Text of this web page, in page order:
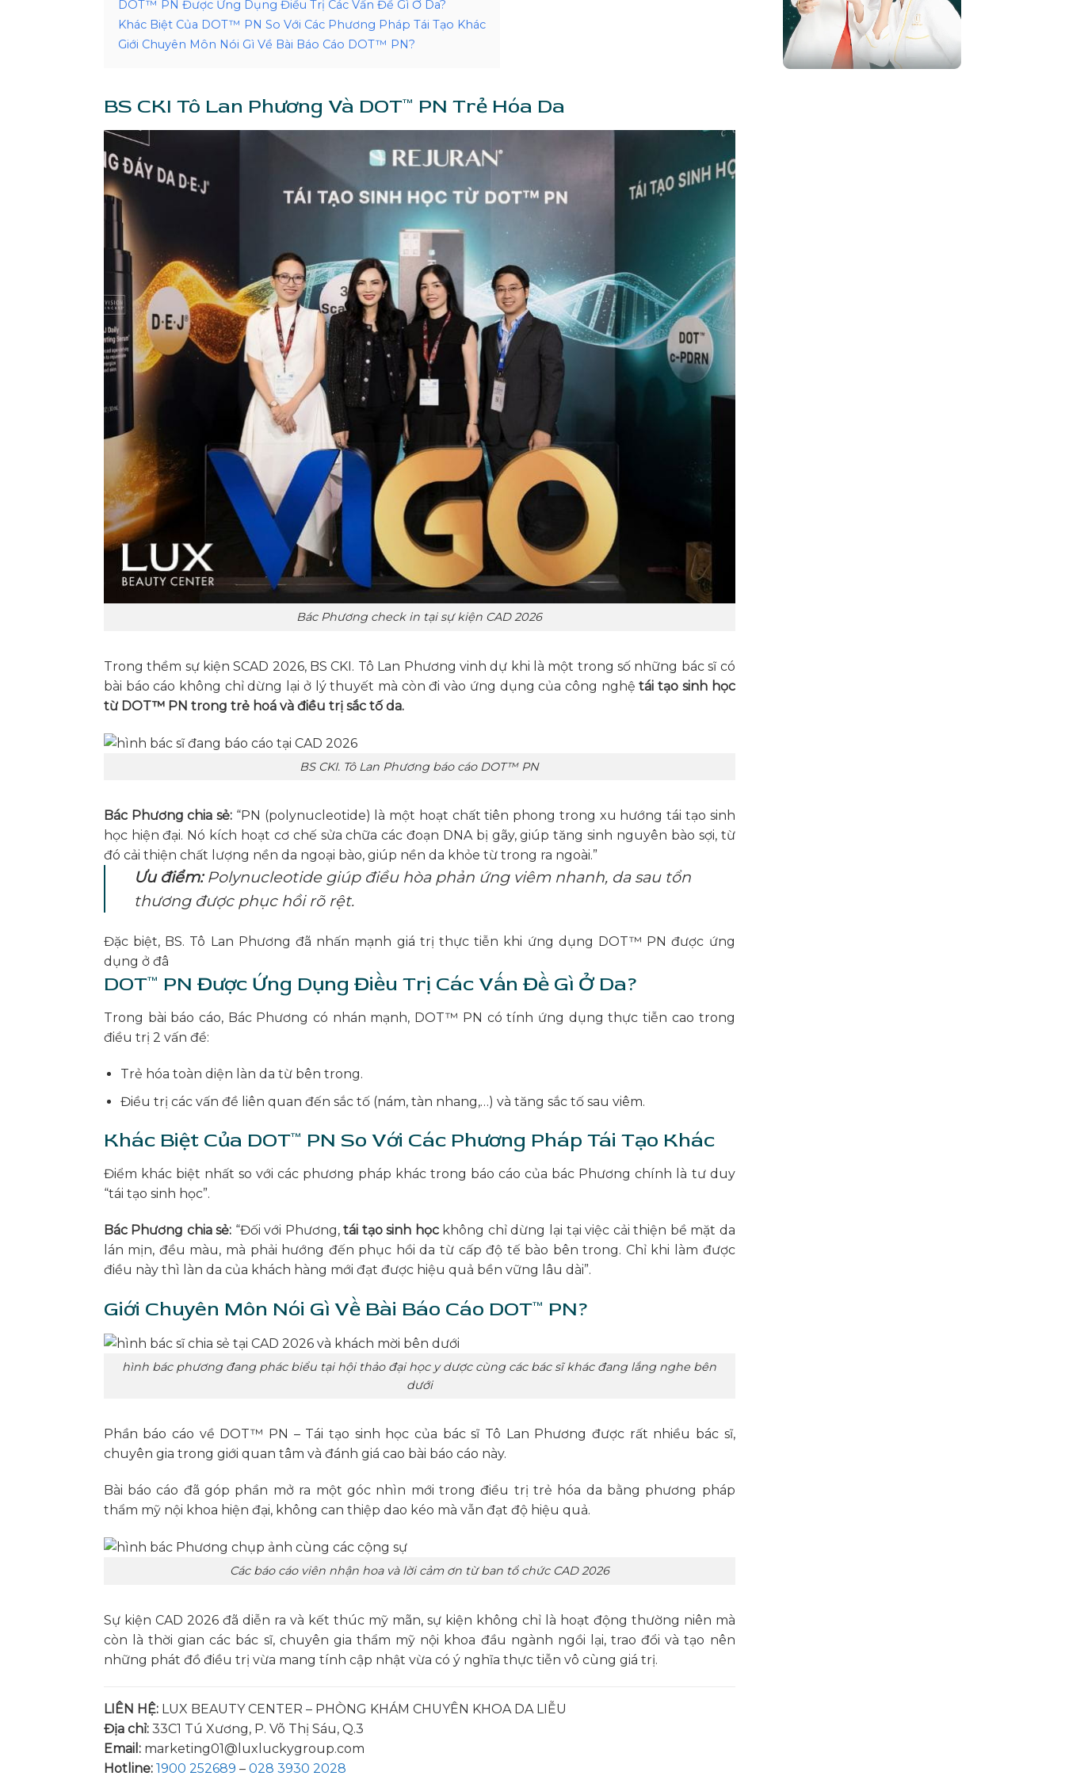
DOT™ PN Được Ứng Dụng Điều Trị Các Vấn Đề Gì Ở Da?
Khác Biệt Của DOT™ PN So Với Các Phương Pháp Tái Tạo Khác
Giới Chuyên Môn Nói Gì Về Bài Báo Cáo DOT™ PN?
BS CKI Tô Lan Phương Và DOT™ PN Trẻ Hóa Da
Bác Phương check in tại sự kiện CAD 2026
Trong thềm sự kiện SCAD 2026, BS CKI. Tô Lan Phương vinh dự khi là một trong số những bác sĩ có
bài báo cáo không chỉ dừng lại ở lý thuyết mà còn đi vào ứng dụng của công nghệtái tạo sinh học
từ DOT™ PN trong trẻ hoá và điều trị sắc tố da.
BS CKI. Tô Lan Phương báo cáo DOT™ PN
Bác Phương chia sẻ: “PN (polynucleotide) là một hoạt chất tiên phong trong xu hướng tái tạo sinh
học hiện đại. Nó kích hoạt cơ chế sửa chữa các đoạn DNA bị gãy, giúp tăng sinh nguyên bào sợi, từ
đó cải thiện chất lượng nền da ngoại bào, giúp nền da khỏe từ trong ra ngoài.”
Ưu điểm:Polynucleotide giúp điều hòa phản ứng viêm nhanh, da sau tổn
thương được phục hồi rõ rệt.
Đặc biệt, BS. Tô Lan Phương đã nhấn mạnh giá trị thực tiễn khi ứng dụng DOT™ PN được ứng
dụng ở đâ
DOT™ PN Được Ứng Dụng Điều Trị Các Vấn Đề Gì Ở Da?
Trong bài báo cáo, Bác Phương có nhán mạnh, DOT™ PN có tính ứng dụng thực tiễn cao trong
điều trị 2 vấn đề:
Trẻ hóa toàn diện làn da từ bên trong.
Điều trị các vấn đề liên quan đến sắc tố (nám, tàn nhang,…) và tăng sắc tố sau viêm.
Khác Biệt Của DOT™ PN So Với Các Phương Pháp Tái Tạo Khác
Điểm khác biệt nhất so với các phương pháp khác trong báo cáo của bác Phương chính là tư duy
“tái tạo sinh học”.
Bác Phương chia sẻ: “Đối với Phương,tái tạo sinh họckhông chỉ dừng lại tại việc cải thiện bề mặt da
lán mịn, đều màu, mà phải hướng đến phục hồi da từ cấp độ tế bào bên trong. Chỉ khi làm được
điều này thì làn da của khách hàng mới đạt được hiệu quả bền vững lâu dài”.
Giới Chuyên Môn Nói Gì Về Bài Báo Cáo DOT™ PN?
hình bác phương đang phác biểu tại hội thảo đại học y dược cùng các bác sĩ khác đang lắng nghe bên
dưới
Phần báo cáo về DOT™ PN – Tái tạo sinh học của bác sĩ Tô Lan Phương được rất nhiều bác sĩ,
chuyên gia trong giới quan tâm và đánh giá cao bài báo cáo này.
Bài báo cáo đã góp phần mở ra một góc nhìn mới trong điều trị trẻ hóa da bằng phương pháp
thẩm mỹ nội khoa hiện đại, không can thiệp dao kéo mà vẫn đạt độ hiệu quả.
Các báo cáo viên nhận hoa và lời cảm ơn từ ban tổ chức CAD 2026
Sự kiện CAD 2026 đã diễn ra và kết thúc mỹ mãn, sự kiện không chỉ là hoạt động thường niên mà
còn là thời gian các bác sĩ, chuyên gia thẩm mỹ nội khoa đầu ngành ngồi lại, trao đổi và tạo nên
những phát đồ điều trị vừa mang tính cập nhật vừa có ý nghĩa thực tiễn vô cùng giá trị.
LIÊN HỆ:LUX BEAUTY CENTER – PHÒNG KHÁM CHUYÊN KHOA DA LIỄU
Địa chỉ:33C1 Tú Xương, P. Võ Thị Sáu, Q.3
Email:marketing01@luxluckygroup.com
Hotline: 1900 252689 – 028 3930 2028